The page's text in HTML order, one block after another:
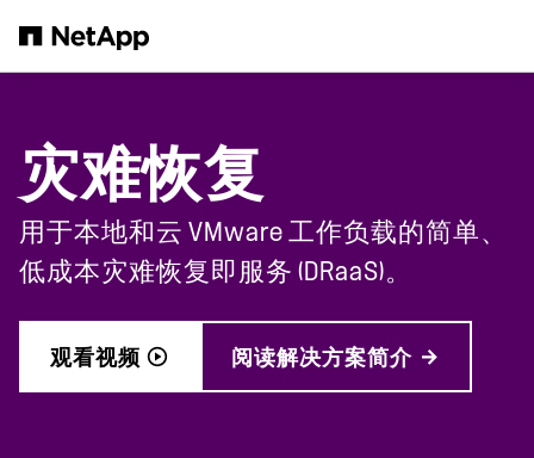
灾难恢复
用于本地和云 VMware 工作负载的简单、
低成本灾难恢复即服务 (DRaaS)。
观看视频 阅读解决方案简介